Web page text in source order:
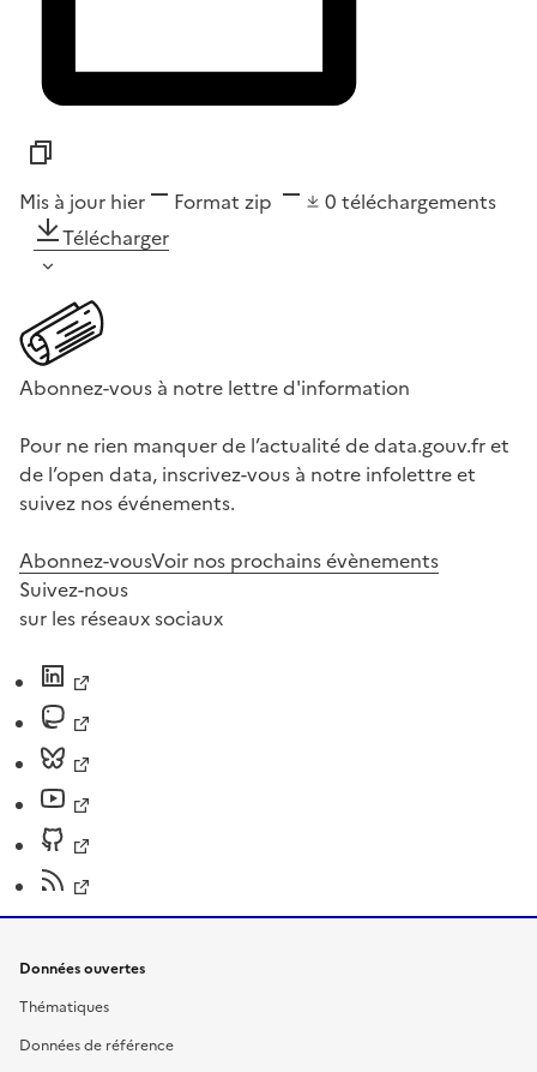
Mis à jour hier Format zip 0 téléchargements
Télécharger
Abonnez-vous à notre lettre d'information
Pour ne rien manquer de l’actualité de data.gouv.fr et
de l’open data, inscrivez-vous à notre infolettre et
suivez nos événements.
Abonnez-vousVoir nos prochains évènements
Suivez-nous
sur les réseaux sociaux
Données ouvertes
Thématiques
Données de référence